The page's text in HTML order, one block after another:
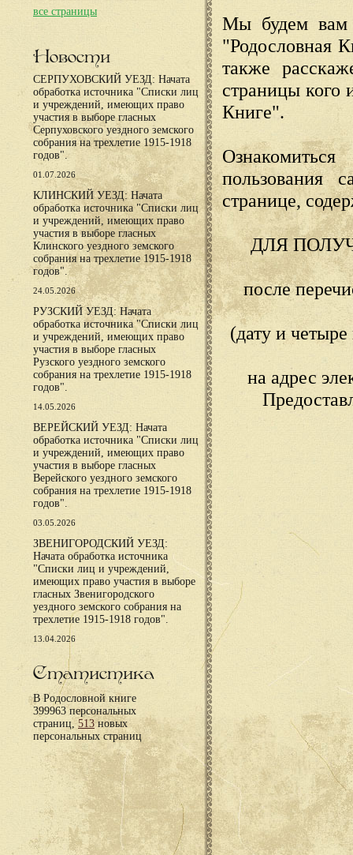
все страницы
Новости
СЕРПУХОВСКИЙ УЕЗД: Начата
обработка источника "Списки лиц
и учреждений, имеющих право
участия в выборе гласных
Серпуховского уездного земского
собрания на трехлетие 1915-1918
годов".
01.07.2026
КЛИНСКИЙ УЕЗД: Начата
обработка источника "Списки лиц
и учреждений, имеющих право
участия в выборе гласных
Клинского уездного земского
собрания на трехлетие 1915-1918
годов".
24.05.2026
РУЗСКИЙ УЕЗД: Начата
обработка источника "Списки лиц
и учреждений, имеющих право
участия в выборе гласных
Рузского уездного земского
собрания на трехлетие 1915-1918
годов".
14.05.2026
ВЕРЕЙСКИЙ УЕЗД: Начата
обработка источника "Списки лиц
и учреждений, имеющих право
участия в выборе гласных
Верейского уездного земского
собрания на трехлетие 1915-1918
годов".
03.05.2026
ЗВЕНИГОРОДСКИЙ УЕЗД:
Начата обработка источника
"Списки лиц и учреждений,
имеющих право участия в выборе
гласных Звенигородского
уездного земского собрания на
трехлетие 1915-1918 годов".
13.04.2026
Статистика
В Родословной книге
399963 персональных
страниц,513новых
персональных страниц
Мы будем вам
"Родословная
также
страницы кого
Книге".
пользования
странице,
ДЛЯ
после
(дату и
на адрес